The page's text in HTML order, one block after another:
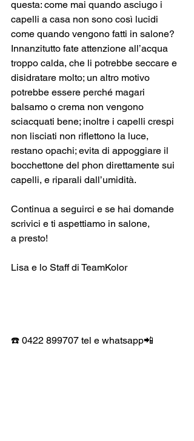
questa: come mai quando asciugo i
capelli a casa non sono così lucidi
come quando vengono fatti in salone?
Innanzitutto fate attenzione all’acqua
troppo calda, che li potrebbe seccare e
disidratare molto; un altro motivo
potrebbe essere perché magari
balsamo o crema non vengono
sciacquati bene; inoltre i capelli crespi
non lisciati non riflettono la luce,
restano opachi; evita di appoggiare il
bocchettone del phon direttamente sui
capelli, e riparali dall’umidità.
Continua a seguirci e se hai domande
scrivici e ti aspettiamo in salone,
a presto!
Lisa e lo Staff di TeamKolor
☎️ 0422 899707 tel e whatsapp📲